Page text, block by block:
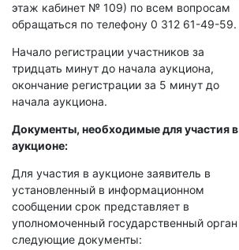
этаж кабинет № 109) по всем вопросам
обращаться по телефону 0 312 61-49-59.
Начало регистрации участников за
тридцать минут до начала аукциона,
окончание регистрации за 5 минут до
начала аукциона.
Документы, необходимые для участия в
аукционе:
Для участия в аукционе заявитель в
установленный в информационном
сообщении срок представляет в
уполномоченный государственный орган
следующие документы: